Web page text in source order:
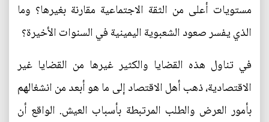
مستويات أعلى من الثقة الاجتماعية مقارنة بغيرها؟ وما
الذي يفسر صعود الشعبوية اليمينية في السنوات الأخيرة؟
في تناول هذه القضايا والكثير غيرها من القضايا غير
الاقتصادية، ذهب أهل الاقتصاد إلى ما هو أبعد من انشغالهم
بأمور العرض والطلب المرتبطة بأسباب العيش. الواقع أن